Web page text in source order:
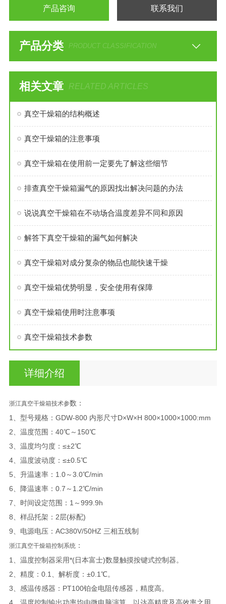
产品咨询 联系我们
产品分类 PRODUCT CLASSIFICATION
相关文章 RELATED ARTICLES
真空干燥箱的结构概述
真空干燥箱的注意事项
真空干燥箱在使用前一定要先了解这些细节
排查真空干燥箱漏气的原因找出解决问题的办法
说说真空干燥箱在不动场合温度差异不同和原因
解答下真空干燥箱的漏气如何解决
真空干燥箱对成分复杂的物品也能快速干燥
真空干燥箱优势明显，安全使用有保障
真空干燥箱使用时注意事项
真空干燥箱技术参数
详细介绍
浙江真空干燥箱技术参数：
1、型号规格：GDW-800 内形尺寸D×W×H 800×1000×1000:mm
2、温度范围：40℃～150℃
3、温度均匀度：≤±2℃
4、温度波动度：≤±0.5℃
5、升温速率：1.0～3.0℃/min
6、降温速率：0.7～1.2℃/min
7、时间设定范围：1～999.9h
8、样品托架：2层(标配)
9、电源电压：AC380V/50HZ 三相五线制
浙江真空干燥箱控制系统 ：
1、温度控制器采用*(日本富士)数显触摸按键式控制器。
2、精度：0.1、解析度：±0.1℃。
3、感温传感器：PT100铂金电阻传感器，精度高。
4、温度控制输出功率均由微电脑演算，以达高精度及高效率之用